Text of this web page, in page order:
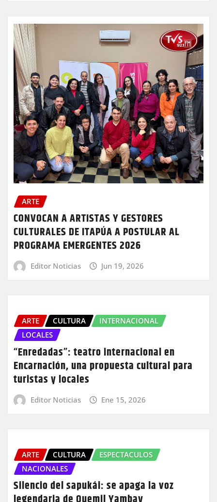
ARTE
CONVOCAN A ARTISTAS Y GESTORES
CULTURALES DE ITAPÚA A POSTULAR AL
PROGRAMA EMERGENTES 2026
Editor Noticias Jun 19, 2026
ARTE CULTURA
INTERNACIONAL
LOCALES
“Enredadas”: teatro internacional en
Encarnación, una propuesta cultural para
turistas y locales
Editor Noticias Ene 15, 2026
ARTE CULTURA
ESPECTACULOS
NACIONALES
Silencio del sapukái: se apaga la voz